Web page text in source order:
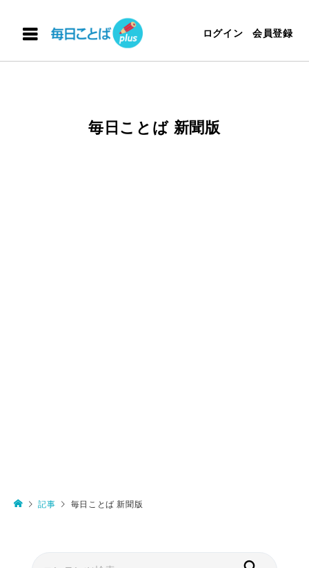
ログイン 会員登録
毎日ことば 新聞版
記事 毎日ことば 新聞版